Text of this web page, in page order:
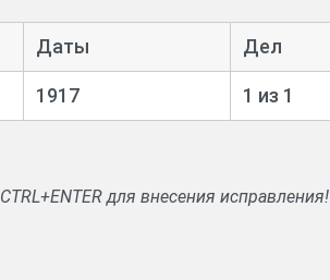
Даты Дел
1917 1 из 1
для внесения исправления!